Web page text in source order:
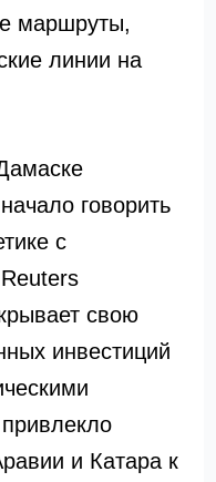
маршруты,
линии на
говорить
с
свою
инвестиций
и Катара к